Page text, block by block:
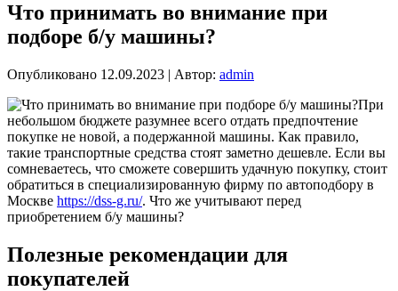
Что принимать во внимание при
подборе б/у машины?
Опубликовано 12.09.2023 | Автор: admin
При
небольшом бюджете разумнее всего отдать предпочтение
покупке не новой, а подержанной машины. Как правило,
такие транспортные средства стоят заметно дешевле. Если вы
сомневаетесь, что сможете совершить удачную покупку, стоит
обратиться в специализированную фирму по автоподбору в
Москве https://dss-g.ru/. Что же учитывают перед
приобретением б/у машины?
Полезные рекомендации для
покупателей